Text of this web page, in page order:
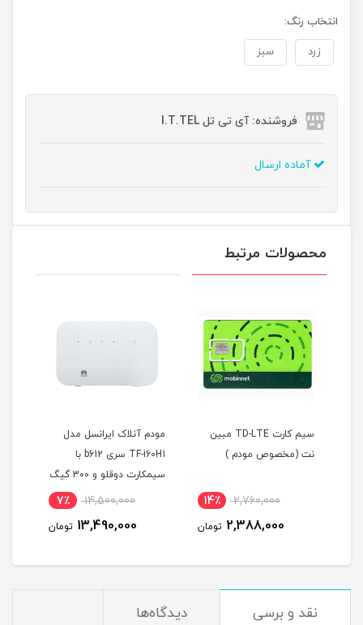
انتخاب رنگ:
زرد سبز
فروشنده: آی تی تل I.T.TEL
آماده ارسال
محصولات مرتبط
سیم کارت TD-LTE مبین
نت (مخصوص مودم )
2,760,000 14٪
2,388,000 تومان
مودم آنلاک ایرانسل مدل
TF-i60H1 سری b612 با
سیمکارت دوقلو و 300 گیگ
اینترنت یکساله
14,500,000 7٪
13,490,000 تومان
نقد و برسی دیدگاه‌ها